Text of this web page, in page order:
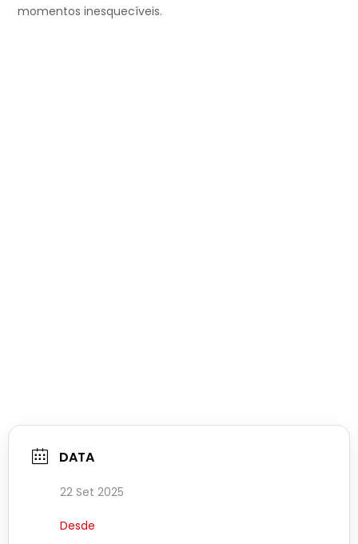
momentos inesquecíveis.
DATA
22 Set 2025
Desde